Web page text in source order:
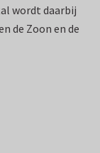
wordt daarbij
de Zoon en de